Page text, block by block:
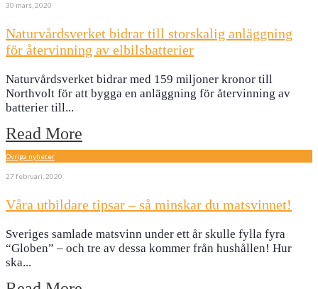
30 mars, 2020
Naturvårdsverket bidrar till storskalig anläggning
för återvinning av elbilsbatterier
Naturvårdsverket bidrar med 159 miljoner kronor till
Northvolt för att bygga en anläggning för återvinning av
batterier till...
Read More
Övriga nyheter
27 februari, 2020
Våra utbildare tipsar – så minskar du matsvinnet!
Sveriges samlade matsvinn under ett år skulle fylla fyra
“Globen” – och tre av dessa kommer från hushållen! Hur
ska...